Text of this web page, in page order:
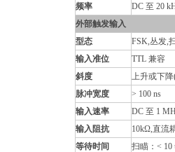
频率
DC 至 20
外部触发输入
型态
FSK,丛发,
输入准位
TTL 兼容
斜度
上升或下
脉冲宽度
> 100 ns
输入速率
DC 至 1
输入阻抗
10kΩ,直流
等待时间
扫瞄：< 10